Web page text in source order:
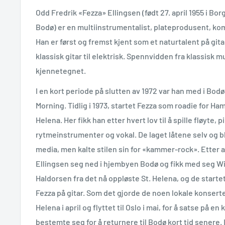
Odd Fredrik «Fezza» Ellingsen (født 27. april 1955 i
Bodø) er en multiinstrumentalist, plateprodusent,
Han er først og fremst kjent som et naturtalent på
klassisk gitar til elektrisk. Spennvidden fra klassisk
kjennetegnet.
I en kort periode på slutten av 1972 var han med i
Morning. Tidlig i 1973, startet Fezza som roadie for
Helena. Her fikk han etter hvert lov til å spille fløyte,
rytmeinstrumenter og vokal. De laget låtene selv og
media, men kalte stilen sin for «kammer-rock». Etter
Ellingsen seg ned i hjembyen Bodø og fikk med seg
Haldorsen fra det nå oppløste St. Helena, og de
Fezza på gitar. Som det gjorde de noen lokale
Helena i april og flyttet til Oslo i mai, for å satse på en
bestemte seg for å returnere til Bodø kort tid senere.